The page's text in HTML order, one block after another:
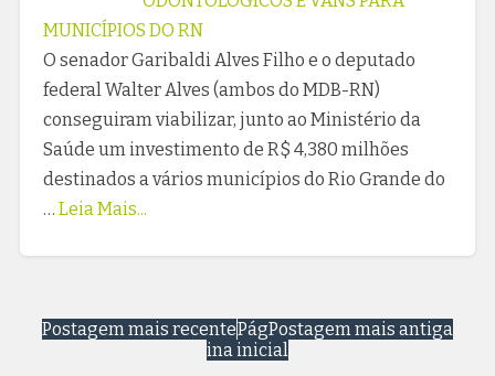
MUNICÍPIOS DO RN
O senador Garibaldi Alves Filho e o deputado
federal Walter Alves (ambos do MDB-RN)
conseguiram viabilizar, junto ao Ministério da
Saúde um investimento de R$ 4,380 milhões
destinados a vários municípios do Rio Grande do
… Leia Mais...
Postagem mais recente Postagem mais antiga
Pág
ina inicial